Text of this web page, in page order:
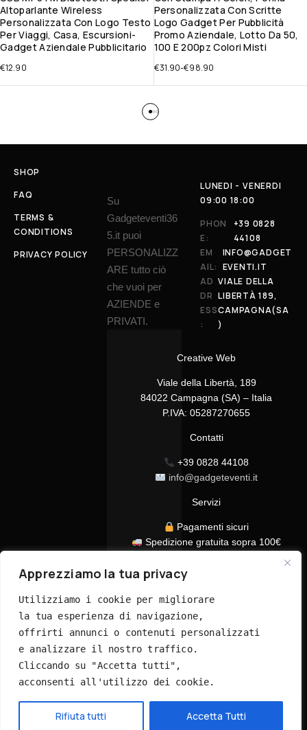
Apprezziamo la tua privacy
Utilizziamo i cookie per migliorare
la tua esperienza di navigazione,
offrirti annunci o contenuti personalizzati
e analizzare il nostro traffico.
Cliccando su "Accetta tutti",
acconsenti all'utilizzo dei cookie.
Rifiuta tutti Accetta Tutti
Altoparlante Wireless
Personalizzata Con Logo Testo
Per Viaggi, Casa, Escursioni-
Gadget Aziendale Pubblicitario
€12.90
Personalizzata Con Scritte
Logo Gadget Per Pubblicità
Promo Aziendale, Lotto Da 50,
100 E 200pz Colori Misti
€31.90-€98.90
SHOP
FAQ
TERMS &
CONDITIONS
PRIVACY POLICY
Su
Gadgeteventi36
5.it puoi
PERSONALIZZ
ARE tutto ciò
che vuoi per
AZIENDE e
PRIVATI.
Creative Web
Viale della Libertà, 189
84022 Campagna (SA) – Italia
P.IVA: 05287270655
Contatti
+39 0828 44108
info@gadgeteventi.it
Servizi
Pagamenti sicuri
Spedizione gratuita sopra 100€
Assistenza clienti dedicata
LUNEDI - VENERDI
09:00 18:00
PHON
E:
+39 0828
44108
EM
AIL:
INFO@GADGET
EVENTI.IT
AD
DR
ESS
:
VIALE DELLA
LIBERTÀ 189,
CAMPAGNA(SA
)
© 2026 GadgetEventi365.it - Tutti i diritti riservati
Hai bisogno di aiuto?